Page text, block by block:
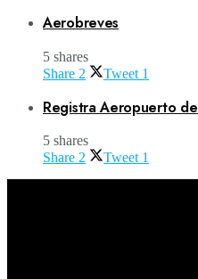
Aerobreves
5 shares
Share 2 Tweet 1
Registra Aeropuerto
5 shares
Share 2 Tweet 1